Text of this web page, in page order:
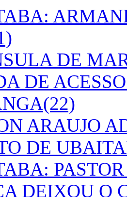
DE
DE
ARAUJO
DE
DEIXOU O